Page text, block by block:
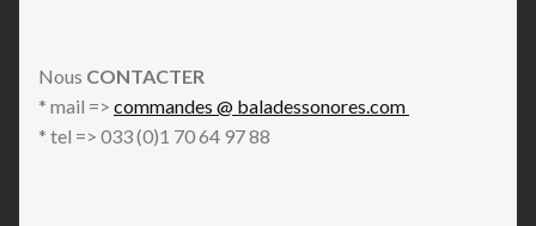
Nous CONTACTER
* mail => commandes @ baladessonores.com
* tel => 033 (0)1 70 64 97 88